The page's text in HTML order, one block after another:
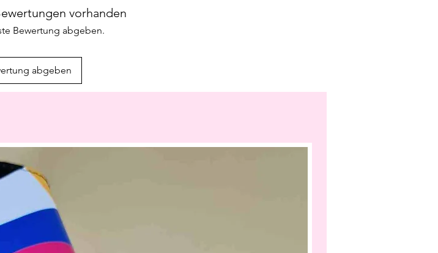
vorhanden
Bewertung abgeben.
abgeben